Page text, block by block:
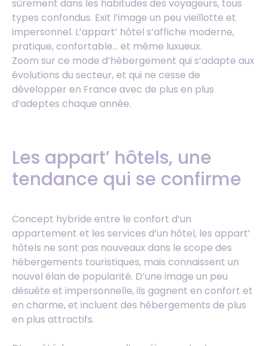
sûrement dans les habitudes des voyageurs, tous
types confondus. Exit l’image un peu vieillotte et
impersonnel. L’appart’ hôtel s’affiche moderne,
pratique, confortable… et même luxueux.
Zoom sur ce mode d’hébergement qui s’adapte aux
évolutions du secteur, et qui ne cesse de
développer en France avec de plus en plus
d’adeptes chaque année.
Les appart’ hôtels, une
tendance qui se confirme
Concept hybride entre le confort d’un
appartement et les services d’un hôtel, les appart’
hôtels ne sont pas nouveaux dans le scope des
hébergements touristiques, mais connaissent un
nouvel élan de popularité. D’une image un peu
désuète et impersonnelle, ils gagnent en confort et
en charme, et incluent des hébergements de plus
en plus attractifs.